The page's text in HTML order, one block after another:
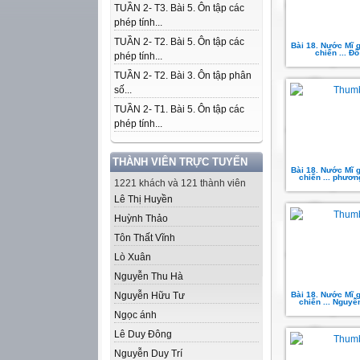
TUẦN 2- T3. Bài 5. Ôn tập các
phép tính...
TUẦN 2- T2. Bài 5. Ôn tập các
phép tính...
TUẦN 2- T2. Bài 3. Ôn tập phân
số...
TUẦN 2- T1. Bài 5. Ôn tập các
phép tính...
THÀNH VIÊN TRỰC TUYẾN
1221 khách và 121 thành viên
Lê Thị Huyền
Huỳnh Thảo
Tôn Thất Vĩnh
Lò Xuân
Nguyễn Thu Hà
Nguyễn Hữu Tư
Ngọc ánh
Lê Duy Đông
Nguyễn Duy Trí
Bài 18. Nước Mĩ
chiến ... Đỗ
Bài 18. Nước Mĩ
chiến ...
Bài 18. Nước Mĩ
chiến ...